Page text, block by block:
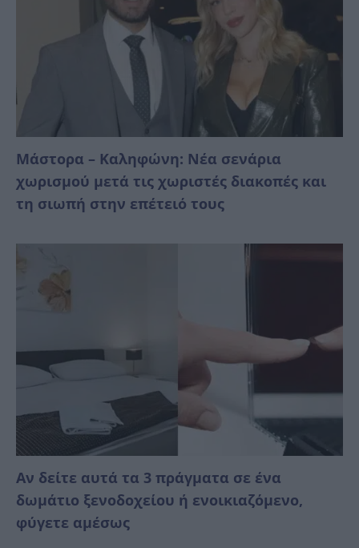
Μάστορα – Καληφώνη: Νέα σενάρια
χωρισμού μετά τις χωριστές διακοπές και
τη σιωπή στην επέτειό τους
Αν δείτε αυτά τα 3 πράγματα σε ένα
δωμάτιο ξενοδοχείου ή ενοικιαζόμενο,
φύγετε αμέσως